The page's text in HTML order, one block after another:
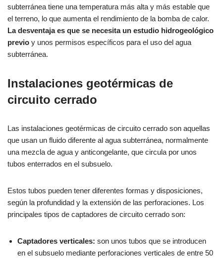
subterránea tiene una temperatura más alta y más estable que
el terreno, lo que aumenta el rendimiento de la bomba de calor.
La desventaja es que se necesita un estudio hidrogeológico
previo y unos permisos específicos para el uso del agua
subterránea.
Instalaciones geotérmicas de
circuito cerrado
Las instalaciones geotérmicas de circuito cerrado son aquellas
que usan un fluido diferente al agua subterránea, normalmente
una mezcla de agua y anticongelante, que circula por unos
tubos enterrados en el subsuelo.
Estos tubos pueden tener diferentes formas y disposiciones,
según la profundidad y la extensión de las perforaciones. Los
principales tipos de captadores de circuito cerrado son:
Captadores verticales: son unos tubos que se introducen
en el subsuelo mediante perforaciones verticales de entre 50